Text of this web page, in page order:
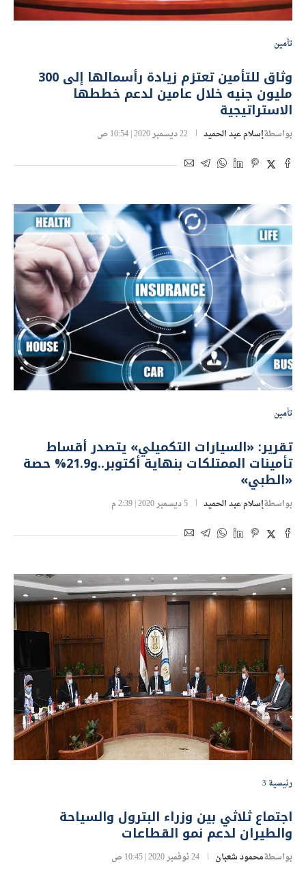
تأمين
وثاق للتأمين تعتزم زيادة رأسمالها إلى 300
مليون جنيه خلال عامين لدعم خططها
الاستراتيجية
بواسطةإسلام عبد الحميد 22 ديسمبر 2020 | 10:54 ص
تأمين
تقرير: «السيارات التكميلي» يتصدر أقساط
تأمينات الممتلكات بنهاية أكتوبر..و21.9% حصة
«الطبي»
بواسطةإسلام عبد الحميد 5 ديسمبر 2020 | 2:39 م
رئيسية 3
اجتماع ثلاثي بين وزراء البترول والسياحة
والطيران لدعم نمو القطاعات
بواسطةمحمود شعبان 24 نوفمبر 2020 | 10:45 ص